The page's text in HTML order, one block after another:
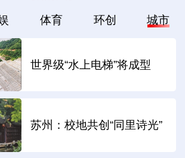
体育 环创 城市
世界级“水上电梯”将成型
苏州：校地共创“同里诗光”